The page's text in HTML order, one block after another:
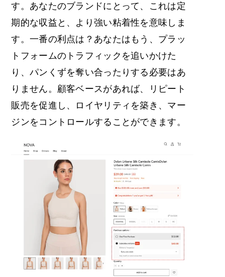
す。あなたのブランドにとって、これは定
期的な収益と、より強い粘着性を意味しま
す。一番の利点は？あなたはもう、プラッ
トフォームのトラフィックを追いかけた
り、パンくずを奪い合ったりする必要はあ
りません。顧客ベースがあれば、リピート
販売を促進し、ロイヤリティを築き、マー
ジンをコントロールすることができます。